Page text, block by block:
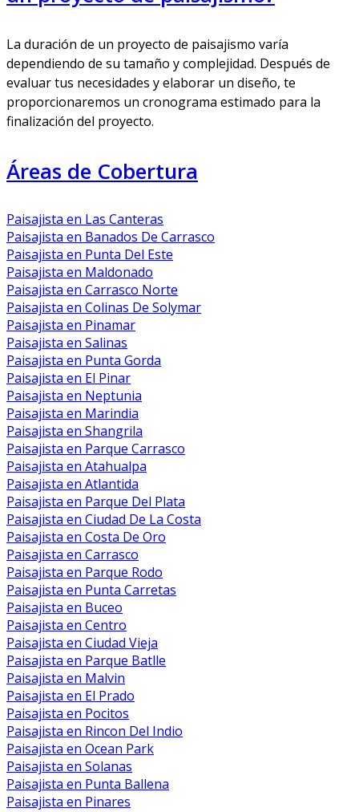
La duración de un proyecto de paisajismo varía
dependiendo de su tamaño y complejidad. Después de
evaluar tus necesidades y elaborar un diseño, te
proporcionaremos un cronograma estimado para la
finalización del proyecto.
Áreas de Cobertura
Paisajista en Las Canteras
Paisajista en Banados De Carrasco
Paisajista en Punta Del Este
Paisajista en Maldonado
Paisajista en Carrasco Norte
Paisajista en Colinas De Solymar
Paisajista en Pinamar
Paisajista en Salinas
Paisajista en Punta Gorda
Paisajista en El Pinar
Paisajista en Neptunia
Paisajista en Marindia
Paisajista en Shangrila
Paisajista en Parque Carrasco
Paisajista en Atahualpa
Paisajista en Atlantida
Paisajista en Parque Del Plata
Paisajista en Ciudad De La Costa
Paisajista en Costa De Oro
Paisajista en Carrasco
Paisajista en Parque Rodo
Paisajista en Punta Carretas
Paisajista en Buceo
Paisajista en Centro
Paisajista en Ciudad Vieja
Paisajista en Parque Batlle
Paisajista en Malvin
Paisajista en El Prado
Paisajista en Pocitos
Paisajista en Rincon Del Indio
Paisajista en Ocean Park
Paisajista en Solanas
Paisajista en Punta Ballena
Paisajista en Pinares